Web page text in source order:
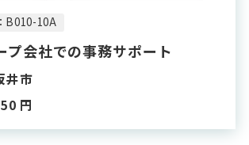
B010-10A
プ会社での事務サポート
井市
円